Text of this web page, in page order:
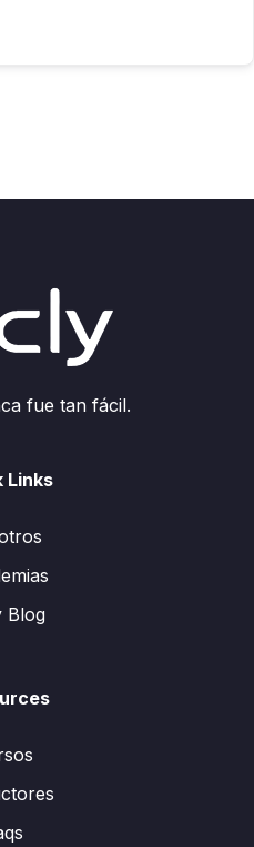
fue tan fácil.
Links
Blog